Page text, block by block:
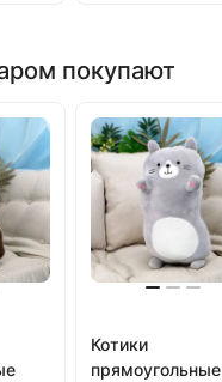
покупают
Котики
прямоугольные